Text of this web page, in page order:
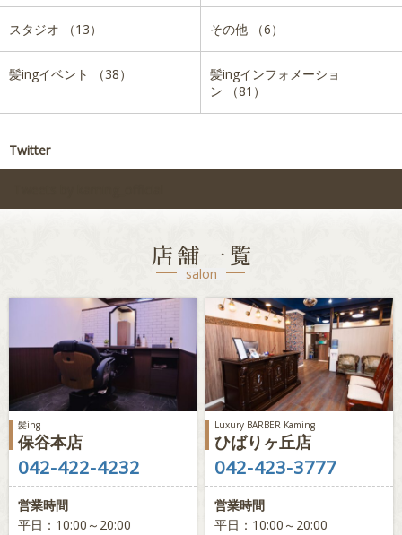
スタジオ （13） その他 （6）
髪ingイベント （38）
髪ingインフォメーショ
ン （81）
Twitter
店舗一覧
salon
髪ing
保谷本店
042-422-4232
営業時間
平日：10:00～20:00
Luxury BARBER Kaming
ひばりヶ丘店
042-423-3777
営業時間
平日：10:00～20:00